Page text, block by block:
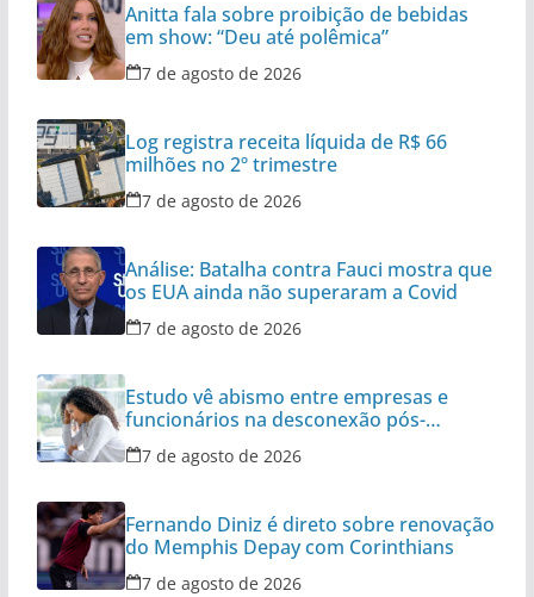
Anitta fala sobre proibição de bebidas
em show: “Deu até polêmica”
7 de agosto de 2026
Log registra receita líquida de R$ 66
milhões no 2º trimestre
7 de agosto de 2026
Análise: Batalha contra Fauci mostra que
os EUA ainda não superaram a Covid
7 de agosto de 2026
Estudo vê abismo entre empresas e
funcionários na desconexão pós-
expediente
7 de agosto de 2026
Fernando Diniz é direto sobre renovação
do Memphis Depay com Corinthians
7 de agosto de 2026